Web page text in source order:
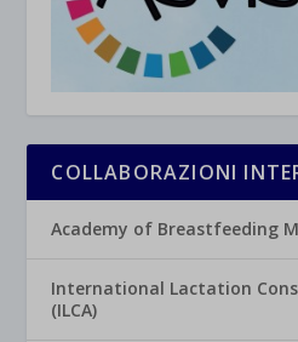
COLLABORAZIONI
Academy of Breastfeeding
International Lactation
(ILCA)